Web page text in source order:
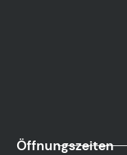
Öffnungszeiten